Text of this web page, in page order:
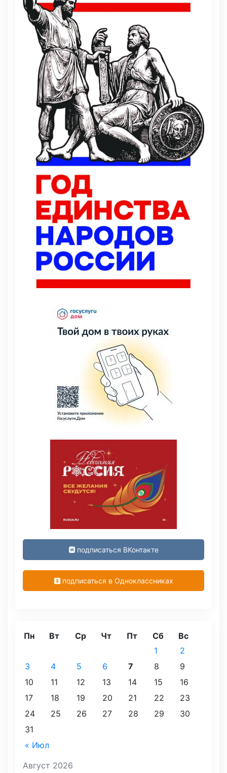
подписаться ВКонтакте
подписаться в Одноклассниках
Август 2026
Пн Вт Ср Чт Пт Сб Вс
« Июл
1
2
3
4 5 6 7 8
9
10
11 12 13 14 15
16
17
18 19 20 21 22
23
24
25 26 27 28 29
30
31